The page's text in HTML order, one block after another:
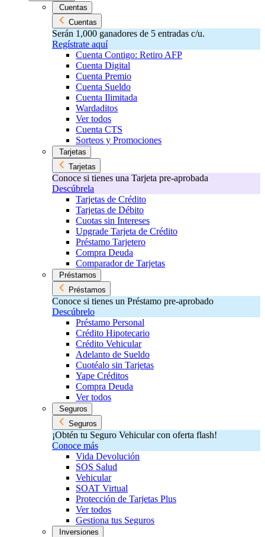
Cuentas
Cuentas
Serán 1,000 ganadores de 5 entradas c/u.
Regístrate aquí
Cuenta Contigo: Retiro AFP
Cuenta Digital
Cuenta Premio
Cuenta Sueldo
Cuenta Ilimitada
Wardaditos
Ver todos
Cuenta CTS
Sorteos y Promociones
Tarjetas
Tarjetas
Conoce si tienes una Tarjeta pre-aprobada
Descúbrela
Tarjetas de Crédito
Tarjetas de Débito
Cuotas sin Intereses
Upgrade Tarjeta de Crédito
Préstamo Tarjetero
Compra Deuda
Comparador de Tarjetas
Préstamos
Préstamos
Conoce si tienes un Préstamo pre-aprobado
Descúbrelo
Préstamo Personal
Crédito Hipotecario
Crédito Vehicular
Adelanto de Sueldo
Cuotéalo sin Tarjetas
Yape Créditos
Compra Deuda
Ver todos
Seguros
Seguros
¡Obtén tu Seguro Vehicular con oferta flash!
Conoce más
Vida Devolución
SOS Salud
Vehicular
SOAT Virtual
Protección de Tarjetas Plus
Ver todos
Gestiona tus Seguros
Inversiones